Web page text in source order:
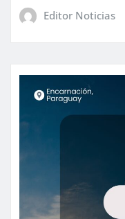
Editor Noticias